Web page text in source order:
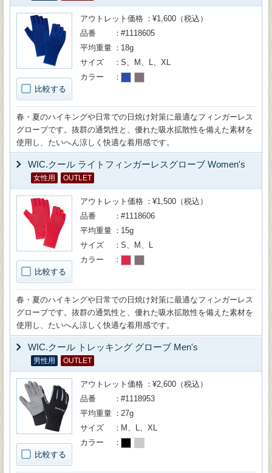
比較する
アウトレット価格
¥1,600（税込）
品番
#1118605
平均重量
18g
サイズ
S、M、L、XL
カラー
春・夏のハイキングや日常での日焼け対策に最適なフィンガーレス
グローブです。抜群の通気性と、優れた吸水拡散性を備えた素材を
使用し、たいへん涼しく快適な着用感です。
WIC.クール ライトフィンガーレスグローブ Women's
女性用 OUTLET
比較する
アウトレット価格
¥1,500（税込）
品番
#1118606
平均重量
15g
サイズ
S、M、L
カラー
春・夏のハイキングや日常での日焼け対策に最適なフィンガーレス
グローブです。抜群の通気性と、優れた吸水拡散性を備えた素材を
使用し、たいへん涼しく快適な着用感です。
WIC.クール トレッキング グローブ Men's
男性用 OUTLET
比較する
アウトレット価格
¥2,600（税込）
品番
#1118953
平均重量
27g
サイズ
M、L、XL
カラー